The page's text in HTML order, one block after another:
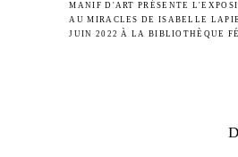
MANIF D'ART PRÉSENTE
AU MIRACLES DE ISABELLE
JUIN 2022 À LA BIBLIOTHÈQUE